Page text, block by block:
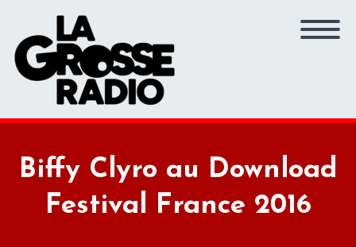
Biffy Clyro au Download
Festival France 2016